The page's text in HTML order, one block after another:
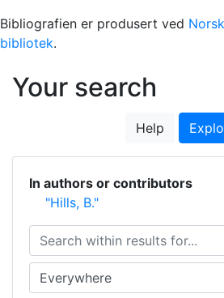
Bibliografien er produsert ved
bibliotek.
Your search
Help
In authors or contributors
"Hills, B."
Search within results for...
Search in...